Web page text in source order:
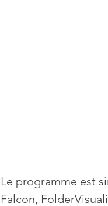
Le programme est
Falcon,